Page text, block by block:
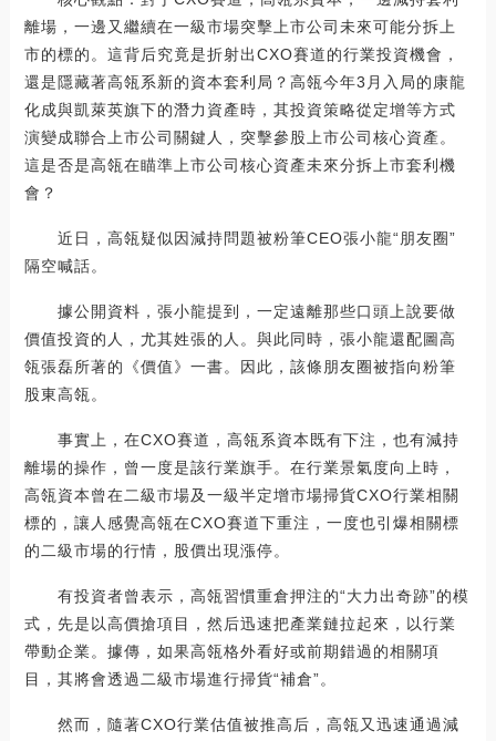
離場，一邊又繼續在一級市場突擊上市公司未來可能分拆上
市的標的。這背后究竟是折射出CXO賽道的行業投資機會，
還是隱藏著高瓴系新的資本套利局？高瓴今年3月入局的康龍
化成與凱萊英旗下的潛力資產時，其投資策略從定增等方式
演變成聯合上市公司關鍵人，突擊參股上市公司核心資產。
這是否是高瓴在瞄準上市公司核心資產未來分拆上市套利機
會？
近日，高瓴疑似因減持問題被粉筆CEO張小龍“朋友圈”
隔空喊話。
據公開資料，張小龍提到，一定遠離那些口頭上說要做
價值投資的人，尤其姓張的人。與此同時，張小龍還配圖高
瓴張磊所著的《價值》一書。因此，該條朋友圈被指向粉筆
股東高瓴。
事實上，在CXO賽道，高瓴系資本既有下注，也有減持
離場的操作，曾一度是該行業旗手。在行業景氣度向上時，
高瓴資本曾在二級市場及一級半定增市場掃貨CXO行業相關
標的，讓人感覺高瓴在CXO賽道下重注，一度也引爆相關標
的二級市場的行情，股價出現漲停。
有投資者曾表示，高瓴習慣重倉押注的“大力出奇跡”的模
式，先是以高價搶項目，然后迅速把產業鏈拉起來，以行業
帶動企業。據傳，如果高瓴格外看好或前期錯過的相關項
目，其將會透過二級市場進行掃貨“補倉”。
然而，隨著CXO行業估值被推高后，高瓴又迅速通過減